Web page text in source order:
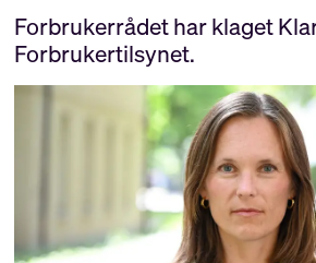
Forbrukerrådet har klaget
Forbrukertilsynet.